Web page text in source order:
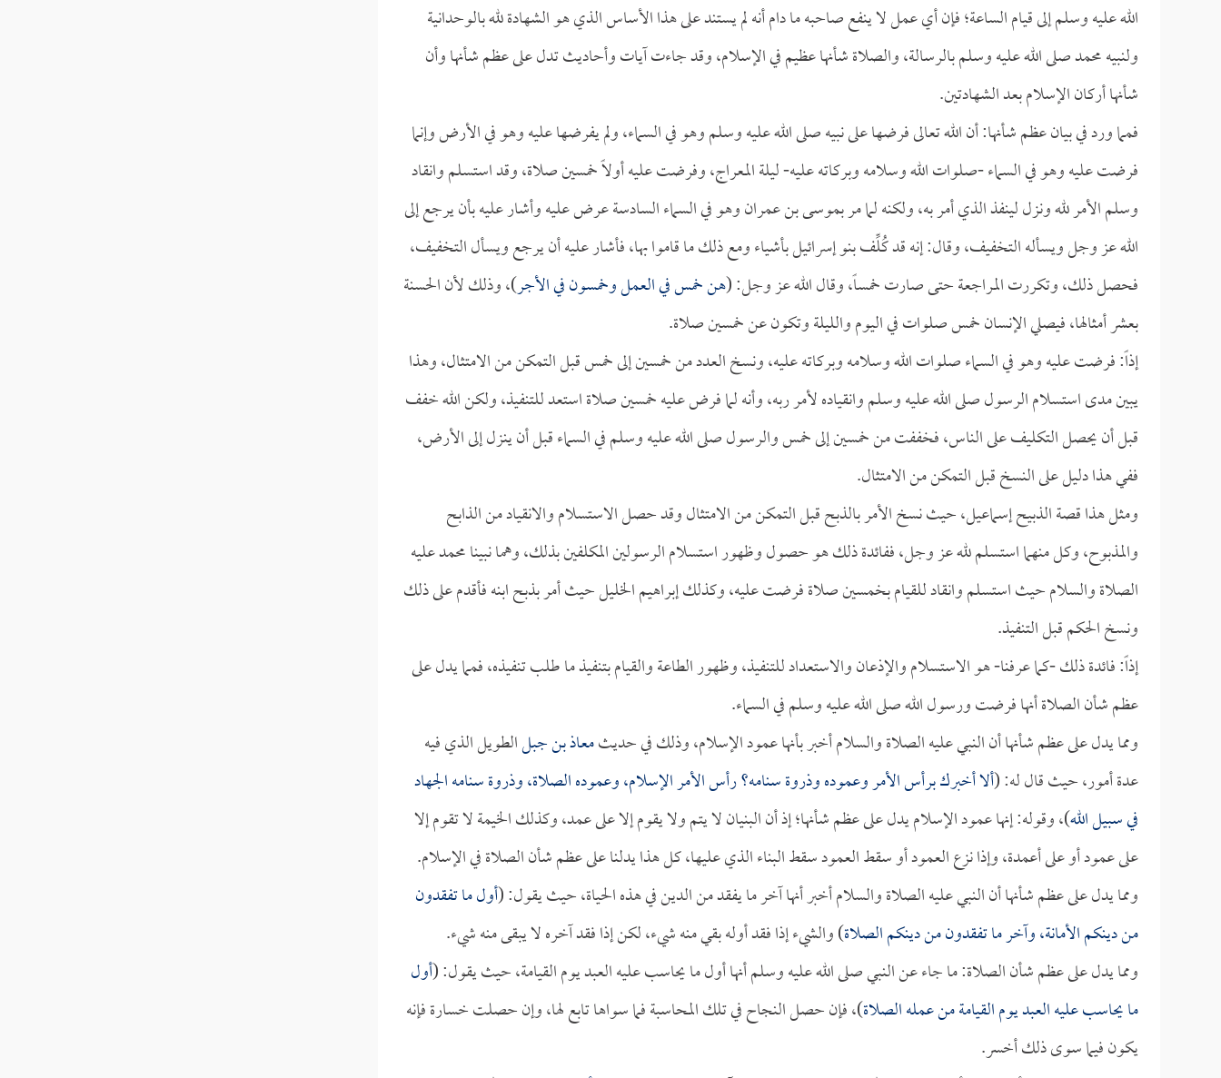
الله عليه وسلم إلى قيام الساعة؛ فإن أي عمل لا ينفع صاحبه ما دام أنه لم يستند على هذا الأساس الذي هو الشهادة لله بالوحدانية
ولنبيه محمد صلى الله عليه وسلم بالرسالة، والصلاة شأنها عظيم في الإسلام، وقد جاءت آيات وأحاديث تدل على عظم شأنها وأن
شأنها أركان الإسلام بعد الشهادتين.
فمما ورد في بيان عظم شأنها: أن الله تعالى فرضها على نبيه صلى الله عليه وسلم وهو في السماء، ولم يفرضها عليه وهو في الأرض وإنما
فرضت عليه وهو في السماء -صلوات الله وسلامه وبركاته عليه- ليلة المعراج، وفرضت عليه أولاً خمسين صلاة، وقد استسلم وانقاد
وسلم الأمر لله ونزل لينفذ الذي أمر به، ولكنه لما مر بموسى بن عمران وهو في السماء السادسة عرض عليه وأشار عليه بأن يرجع إلى
الله عز وجل ويسأله التخفيف، وقال: إنه قد كُلِّف بنو إسرائيل بأشياء ومع ذلك ما قاموا بها، فأشار عليه أن يرجع ويسأل التخفيف،
فحصل ذلك، وتكررت المراجعة حتى صارت خمساً، وقال الله عز وجل: (هن خمس في العمل وخمسون في الأجر)، وذلك لأن الحسنة
بعشر أمثالها، فيصلي الإنسان خمس صلوات في اليوم والليلة وتكون عن خمسين صلاة.
إذاً: فرضت عليه وهو في السماء صلوات الله وسلامه وبركاته عليه، ونسخ العدد من خمسين إلى خمس قبل التمكن من الامتثال، وهذا
يبين مدى استسلام الرسول صلى الله عليه وسلم وانقياده لأمر ربه، وأنه لما فرض عليه خمسين صلاة استعد للتنفيذ، ولكن الله خفف
قبل أن يحصل التكليف على الناس، فخففت من خمسين إلى خمس والرسول صلى الله عليه وسلم في السماء قبل أن ينزل إلى الأرض،
ففي هذا دليل على النسخ قبل التمكن من الامتثال.
ومثل هذا قصة الذبيح إسماعيل، حيث نسخ الأمر بالذبح قبل التمكن من الامتثال وقد حصل الاستسلام والانقياد من الذابح
والمذبوح، وكل منهما استسلم لله عز وجل، ففائدة ذلك هو حصول وظهور استسلام الرسولين المكلفين بذلك، وهما نبينا محمد عليه
الصلاة والسلام حيث استسلم وانقاد للقيام بخمسين صلاة فرضت عليه، وكذلك إبراهيم الخليل حيث أمر بذبح ابنه فأقدم على ذلك
ونسخ الحكم قبل التنفيذ.
إذاً: فائدة ذلك -كما عرفنا- هو الاستسلام والإذعان والاستعداد للتنفيذ، وظهور الطاعة والقيام بتنفيذ ما طلب تنفيذه، فمما يدل على
عظم شأن الصلاة أنها فرضت ورسول الله صلى الله عليه وسلم في السماء.
ومما يدل على عظم شأنها أن النبي عليه الصلاة والسلام أخبر بأنها عمود الإسلام، وذلك في حديثمعاذ بن جبلالطويل الذي فيه
عدة أمور، حيث قال له: (ألا أخبرك برأس الأمر وعموده وذروة سنامه؟ رأس الأمر الإسلام، وعموده الصلاة، وذروة سنامه الجهاد
في سبيل الله)، وقوله: إنها عمود الإسلام يدل على عظم شأنها؛ إذ أن البنيان لا يتم ولا يقوم إلا على عمد، وكذلك الخيمة لا تقوم إلا
على عمود أو على أعمدة، وإذا نزع العمود أو سقط العمود سقط البناء الذي عليها، كل هذا يدلنا على عظم شأن الصلاة في الإسلام.
ومما يدل على عظم شأنها أن النبي عليه الصلاة والسلام أخبر أنها آخر ما يفقد من الدين في هذه الحياة، حيث يقول: (أول ما تفقدون
من دينكم الأمانة، وآخر ما تفقدون من دينكم الصلاة) والشيء إذا فقد أوله بقي منه شيء، لكن إذا فقد آخره لا يبقى منه شيء.
ومما يدل على عظم شأن الصلاة: ما جاء عن النبي صلى الله عليه وسلم أنها أول ما يحاسب عليه العبد يوم القيامة، حيث يقول: (أول
ما يحاسب عليه العبد يوم القيامة من عمله الصلاة)، فإن حصل النجاح في تلك المحاسبة فما سواها تابع لها، وإن حصلت خسارة فإنه
يكون فيما سوى ذلك أخسر.